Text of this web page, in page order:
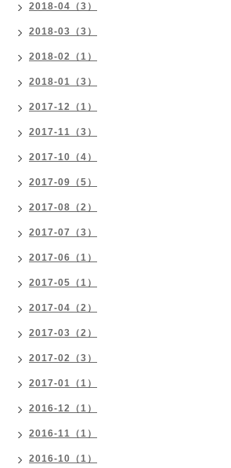
2018-04（3）
2018-03（3）
2018-02（1）
2018-01（3）
2017-12（1）
2017-11（3）
2017-10（4）
2017-09（5）
2017-08（2）
2017-07（3）
2017-06（1）
2017-05（1）
2017-04（2）
2017-03（2）
2017-02（3）
2017-01（1）
2016-12（1）
2016-11（1）
2016-10（1）